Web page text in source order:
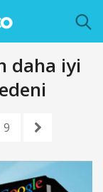
daha iyi
9